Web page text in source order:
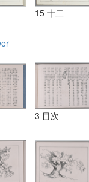
15 十二
3 目次